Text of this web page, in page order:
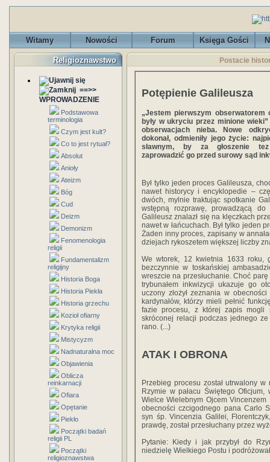
Witamy Nowości Forum Księga Gości
Religioznawstwo
==>>
WPROWADZENIE
Podstawowa
terminologia
Czym jest kult?
Co to jest rytuał?
Absolut
Anioły
Ateizm
Bóg
Cud
Deizm
Demonizm
Fenomenologia
religii
Fundamentalizm
religijny
Historia Boga
Historia Piekła
Historia grzechu
Kozioł ofiarny
Krytyka religii
Mistycyzm
Nadnaturalna moc
Objawienia
Oblicza
reinkarnacji
Ofiara
Opętanie
Piekło
Początki badań
religii PL
Początki
religioznawstwa
Postacie
Potępienie Galileusza
„Jestem pierwszym obserwatorem
były w ukryciu przez minione wieki”
obserwacjach nieba. Nowe
dokonał, odmieniły jego życie:
sławnym, by za głoszenie
zaprowadzić go przed surowy sąd
Był tylko jeden proces Galileusza,
nawet historycy i encyklopedie –
dwóch, mylnie traktując spotkanie
wstępną rozprawę, prowadzącą
Galileusz znalazł się na klęczkach
nawet w łańcuchach. Był tylko jeden
Żaden inny proces, zapisany w
dziejach rykoszetem większej liczby
We wtorek, 12 kwietnia 1633 roku,
bezczynnie w toskańskiej
wreszcie na przesłuchanie. Choć
trybunałem inkwizycji ukazuje go
uczony złożył zeznania w
kardynałów, którzy mieli pełnić
fazie procesu, z której zapis mogli
skróconej relacji podczas jednego
rano. (...)
ATAK I OBRONA
Przebieg procesu został utrwalony
Rzymie w pałacu Świętego
Wielce Wielebnym Ojcem
obecności czcigodnego pana Carlo
syn śp. Vincenzia Galilei,
prawdę, został przesłuchany przez
Pytanie: Kiedy i jak przybył do
niedzielę Wielkiego Postu i